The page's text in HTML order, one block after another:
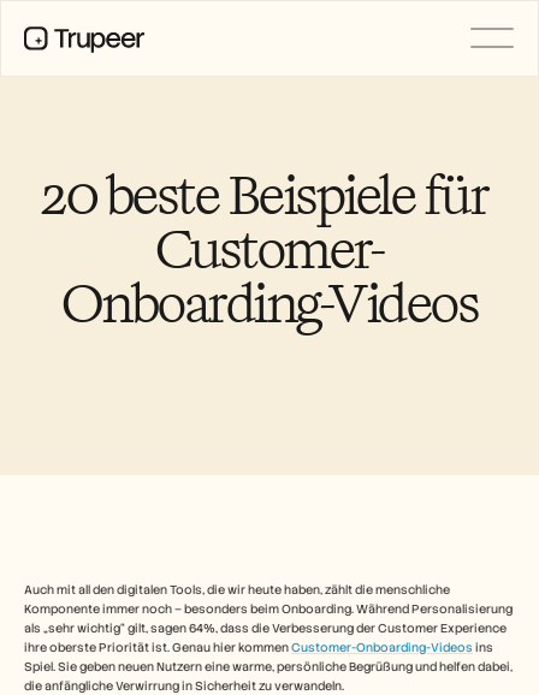
20 beste Beispiele für
Customer-
Onboarding-Videos
Auch mit all den digitalen Tools, die wir heute haben, zählt die menschliche
Komponente immer noch – besonders beim Onboarding. Während Personalisierung
als „sehr wichtig“ gilt, sagen 64%, dass die Verbesserung der Customer Experience
ihre oberste Priorität ist. Genau hier kommen Customer-Onboarding-Videos ins
Spiel. Sie geben neuen Nutzern eine warme, persönliche Begrüßung und helfen dabei,
die anfängliche Verwirrung in Sicherheit zu verwandeln.
Übersetzung
Wissensdatenbank
Geteilte Seiten
KI-Bildschirmaufnahme
Announcement
Partner Program
ANWENDUNGSFÄLLE
Veränderungsmanagement
Vertriebsunterstützung